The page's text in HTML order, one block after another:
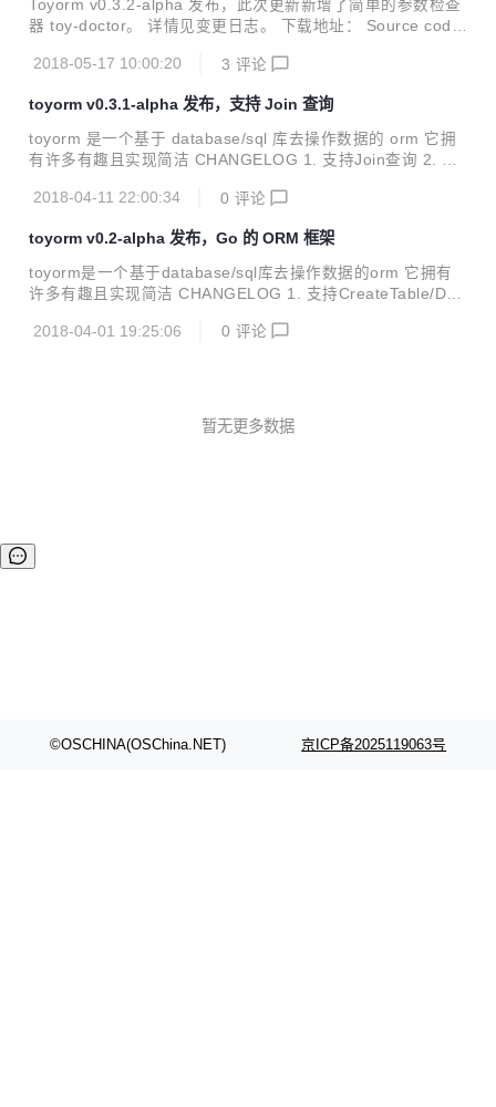
At 字段值代替物理删除) S...
Toyorm v0.3.2-alpha 发布，此次更新新增了简单的参数检查
器 toy-doctor。 详情见变更日志。 下载地址： Source code
库，有下列特性： 数据迁移 (CreateTable/DropTable) 操作
o/OneToOne/OneToMany/ManyToMany mode) Join操作 事
务 空值忽略 (toyorm允许你只忽略指定的空值) 字段绑定 (绑
定后...
2018-05-17 10:00:20 3 评论
toyorm v0.3.1-alpha 发布，支持 Join 查询
toyorm 是一个基于 database/sql 库去操作数据的 orm 它拥
有许多有趣且实现简洁 CHANGELOG 1. 支持Join查询 2. 增
持Preload On Join查询
2018-04-11 22:00:34 0 评论
toyorm v0.2-alpha 发布，Go 的 ORM 框架
toyorm是一个基于database/sql库去操作数据的orm 它拥有
许多有趣且实现简洁 CHANGELOG 1. 支持CreateTable/Dro
eplace/Count 数据操作 3. 支持Begin/Commit/Rollback 事务
2018-04-01 19:25:06 0 评论
暂无更多数据
©OSCHINA(OSChina.NET) 京ICP备2025119063号